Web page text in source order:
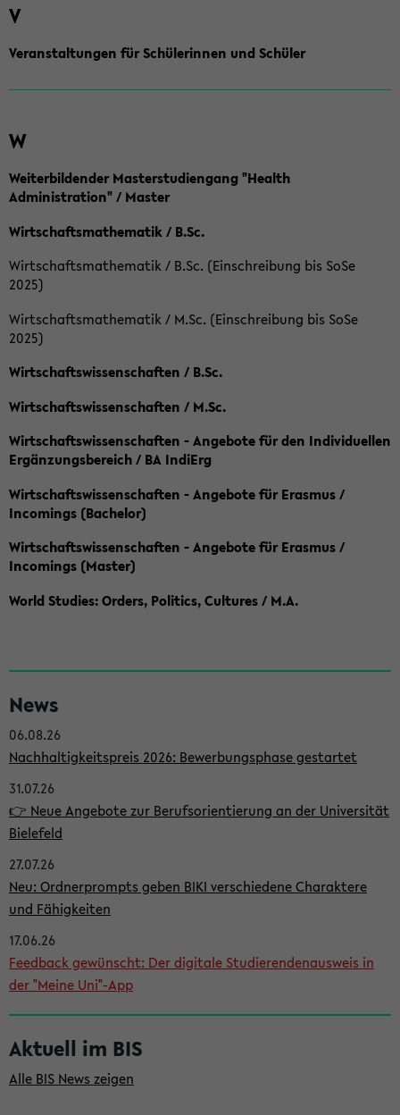
V
Veranstaltungen für Schülerinnen und Schüler
W
Weiterbildender Masterstudiengang "Health
Administration" / Master
Wirtschaftsmathematik / B.Sc.
Wirtschaftsmathematik / B.Sc. (Einschreibung bis SoSe
2025)
Wirtschaftsmathematik / M.Sc. (Einschreibung bis SoSe
2025)
Wirtschaftswissenschaften / B.Sc.
Wirtschaftswissenschaften / M.Sc.
Wirtschaftswissenschaften - Angebote für den Individuellen
Ergänzungsbereich / BA IndiErg
Wirtschaftswissenschaften - Angebote für Erasmus /
Incomings (Bachelor)
Wirtschaftswissenschaften - Angebote für Erasmus /
Incomings (Master)
World Studies: Orders, Politics, Cultures / M.A.
e
i
t
e
n
l
e
i
s
t
e
News
06.08.26
Nachhaltigkeitspreis 2026: Bewerbungsphase gestartet
31.07.26
👉 Neue Angebote zur Berufsorientierung an der Universität
Bielefeld
27.07.26
Neu: Ordnerprompts geben BIKI verschiedene Charaktere
und Fähigkeiten
17.06.26
Feedback gewünscht: Der digitale Studierendenausweis in
der "Meine Uni"-App
Aktuell im BIS
Alle BIS News zeigen